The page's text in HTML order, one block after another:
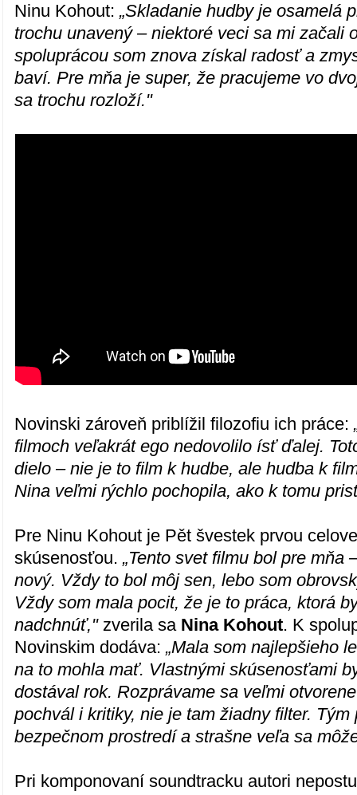
Ninu Kohout:„Skladanie hudby je osamelá
trochu unavený – niektoré veci sa mi začali
spoluprácou som znova získal radosť a
baví. Pre mňa je super, že pracujeme vo
sa trochu rozloží."
Novinski zároveň priblížil filozofiu ich práce:
filmoch veľakrát ego nedovolilo ísť ďalej.
dielo – nie je to film k hudbe, ale hudba k
Nina veľmi rýchlo pochopila, ako k tomu
Pre Ninu Kohout je Pět švestek prvou
skúsenosťou.„Tento svet filmu bol pre mňa
nový. Vždy to bol môj sen, lebo som
Vždy som mala pocit, že je to práca, ktorá
nadchnúť,"zverila sa Nina Kohout. K
Novinskim dodáva: „Mala som najlepšieho
na to mohla mať. Vlastnými skúsenosťami
dostával rok. Rozprávame sa veľmi
pochvál i kritiky, nie je tam žiadny filter.
bezpečnom prostredí a strašne veľa sa
Pri komponovaní soundtracku autori